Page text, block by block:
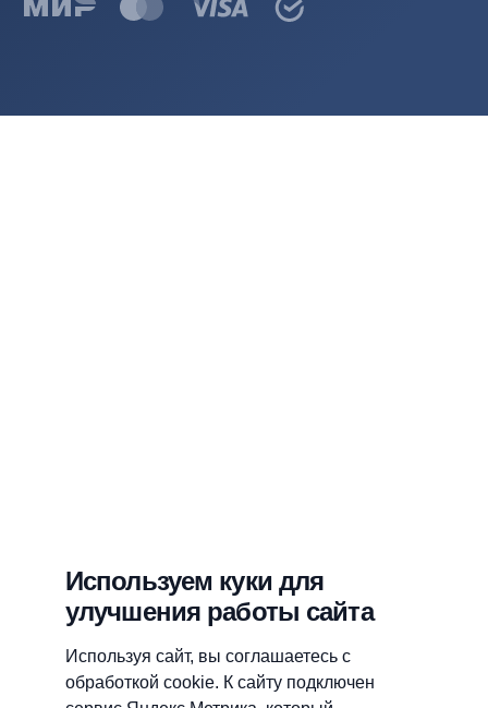
Используем куки для
улучшения работы сайта
Используя сайт, вы соглашаетесь с
обработкой cookie. К сайту подключен